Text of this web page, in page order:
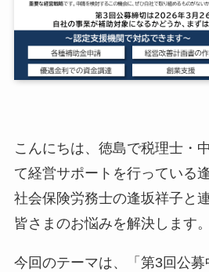
こんにちは、徳島で税理士・
て経営サポートを行っている
社会保険労務士の逢坂祥子と
皆さまのお悩みを解決します。
今回のテーマは、「第3回公募